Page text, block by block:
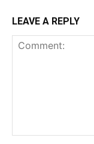
LEAVE A REPLY